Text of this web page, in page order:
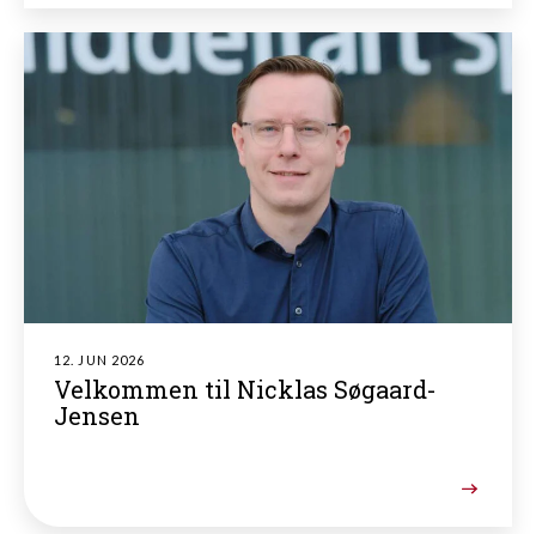
12. JUN 2026
Velkommen til Nicklas Søgaard-
Jensen